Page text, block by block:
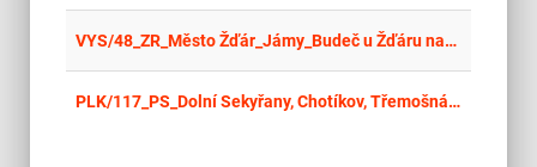
VYS/48_ZR_Město Žďár_Jámy_Budeč u Žďáru nad Sázavou_pozemky
PLK/117_PS_Dolní Sekyřany, Chotíkov, Třemošná_pozemky